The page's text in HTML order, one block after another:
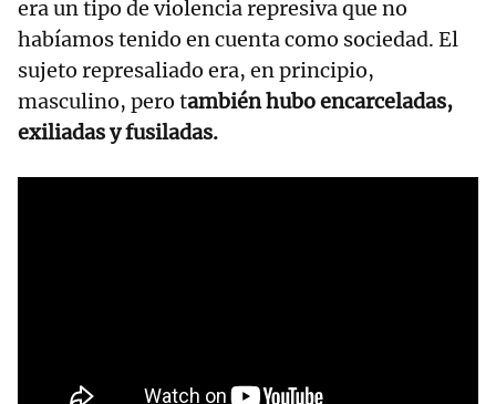
era un tipo de violencia represiva que no
habíamos tenido en cuenta como sociedad. El
sujeto represaliado era, en principio,
masculino, pero también hubo encarceladas,
exiliadas y fusiladas.